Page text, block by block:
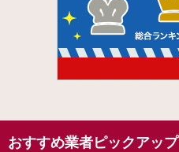
おすすめ業者ピックアップ